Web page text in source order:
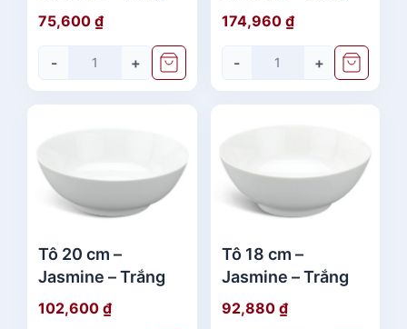
75,600 ₫
- +
174,960 ₫
- +
Tô 20 cm –
Jasmine – Trắng
102,600 ₫
Tô 18 cm –
Jasmine – Trắng
92,880 ₫